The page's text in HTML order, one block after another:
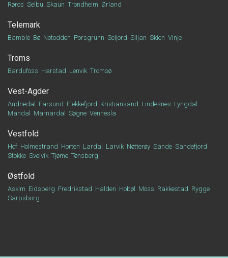
Røros Selbu Skaun Trondheim Ørland
Telemark
Bamble Bø Notodden Porsgrunn Seljord Siljan Skien Vinje
Troms
Bardufoss Harstad Lenvik Tromsø
Vest-Agder
Audnedal Farsund Flekkefjord Kristiansand Lindesnes Lyngdal
Mandal
Marnardal Søgne Vennesla
Vestfold
Hof Holmestrand Horten Lardal Larvik Nøtterøy Sande Sandefjord
Stokke Svelvik Tjøme Tønsberg
Østfold
Askim Eidsberg Fredrikstad Halden Hobøl Moss Rakkestad Rygge
Sarpsborg